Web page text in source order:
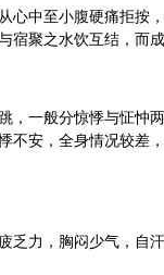
心中至小腹硬痛拒按
宿聚之水饮互结，而成
，一般分惊悸与怔忡
不安，全身情况较差
乏力，胸闷少气，自